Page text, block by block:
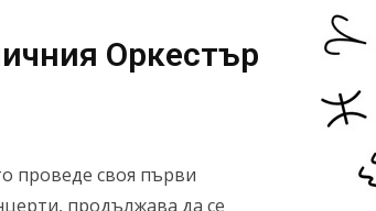
Оркестър
проведе своя първи
продължава да се